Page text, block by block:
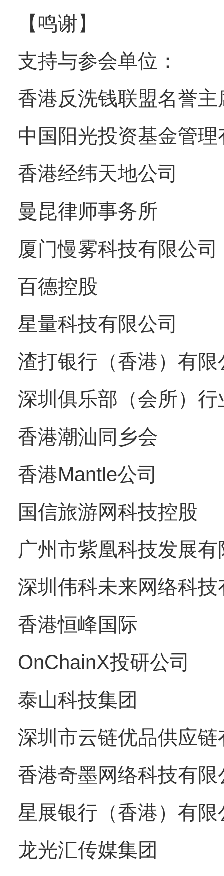
【鸣谢】
支持与参会单位：
香港反洗钱联盟名誉
中国阳光投资基金管
香港经纬天地公司
曼昆律师事务所
厦门慢雾科技有限公司
百德控股
星量科技有限公司
渣打银行（香港）有限
深圳俱乐部（会所）
香港潮汕同乡会
香港Mantle公司
国信旅游网科技控股
广州市紫凰科技发展有
深圳伟科未来网络科技
香港恒峰国际
OnChainX投研公司
泰山科技集团
深圳市云链优品供应链
香港奇墨网络科技有限
星展银行（香港）有限
龙光汇传媒集团